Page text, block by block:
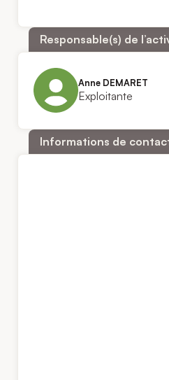
Responsable(s) de
Anne DEMARET
Exploitante
Informations de